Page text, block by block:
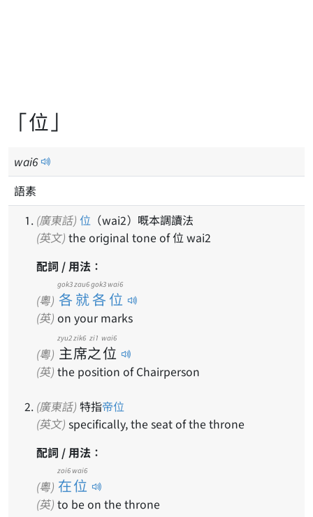
「位」
wai6
語素
(廣東話) 位 （wai2）嘅本調讀法
(英文) the original tone of 位 wai2
配詞 / 用法：
(粵) 各就各位
gok3 zau6 gok3 wai6
(英) on your marks
(粵) 主
zyu2
席
zik6
之
zi1
位
wai6
(英) the position of Chairperson
(廣東話) 特指帝位
(英文) specifically, the seat of the throne
配詞 / 用法：
(粵) 在位
zoi6 wai6
(英) to be on the throne